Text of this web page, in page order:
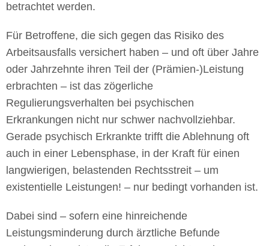
betrachtet werden.
Für Betroffene, die sich gegen das Risiko des
Arbeitsausfalls versichert haben – und oft über Jahre
oder Jahrzehnte ihren Teil der (Prämien-)Leistung
erbrachten – ist das zögerliche
Regulierungsverhalten bei psychischen
Erkrankungen nicht nur schwer nachvollziehbar.
Gerade psychisch Erkrankte trifft die Ablehnung oft
auch in einer Lebensphase, in der Kraft für einen
langwierigen, belastenden Rechtsstreit – um
existentielle Leistungen! – nur bedingt vorhanden ist.
Dabei sind – sofern eine hinreichende
Leistungsminderung durch ärztliche Befunde